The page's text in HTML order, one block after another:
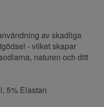
av skadliga
- vilket skapar
naturen och ditt
5% Elastan